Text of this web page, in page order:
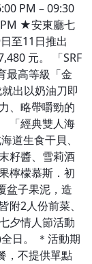
PM – 09:30
★安東廳七
至11日推出
元。 「SRF
最高等級「金
出以奶油刀即
、略帶嚼勁的
「經典雙人海
道生食干貝、
籽醬、雪莉酒
檸檬慕斯．初
盆子果泥，造
附2人份前菜、
夕情人節活動
日。 ＊活動期
，不提供單點